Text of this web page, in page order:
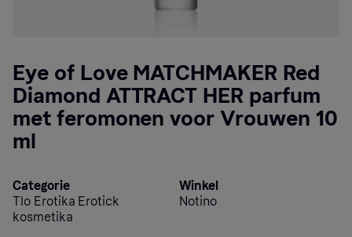
Eye of Love MATCHMAKER Red
Diamond ATTRACT HER parfum
met feromonen voor Vrouwen 10
ml
Categorie
Tlo Erotika Erotick
kosmetika
Winkel
Notino